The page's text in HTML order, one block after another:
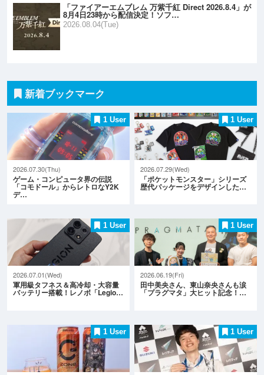
「ファイアーエムブレム 万紫千紅 Direct 2026.8.4」が
8月4日23時から配信決定！ソフ…
2026.08.04(Tue)
新着ブックマーク
1 User
2026.07.30(Thu)
ゲーム・コンピュータ界の伝説
「コモドール」からレトロなY2K
デ…
1 User
2026.07.29(Wed)
「ポケットモンスター」シリーズ
歴代パッケージをデザインした…
1 User
2026.07.01(Wed)
軍用級タフネス＆高冷却・大容量
バッテリー搭載！レノボ「Legio…
1 User
2026.06.19(Fri)
田中美央さん、東山奈央さんも涙
「プラグマタ」大ヒット記念！…
1 User 1 User